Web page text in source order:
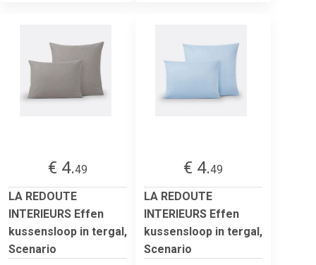
€ 4.49
LA REDOUTE
INTERIEURS Effen
kussensloop in tergal,
Scenario
€ 4.49
LA REDOUTE
INTERIEURS Effen
kussensloop in tergal,
Scenario